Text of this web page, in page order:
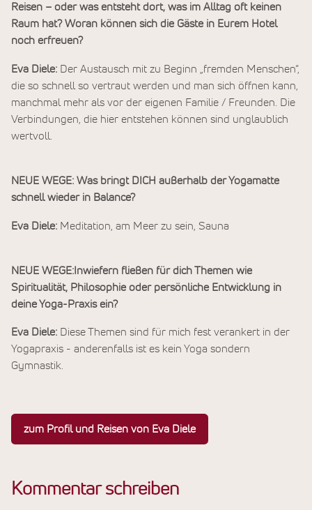
Reisen – oder was entsteht dort, was im Alltag oft keinen
Raum hat? Woran können sich die Gäste in Eurem Hotel
noch erfreuen?
Eva Diele: Der Austausch mit zu Beginn „fremden Menschen“,
die so schnell so vertraut werden und man sich öffnen kann,
manchmal mehr als vor der eigenen Familie / Freunden. Die
Verbindungen, die hier entstehen können sind unglaublich
wertvoll.
NEUE WEGE: Was bringt DICH außerhalb der Yogamatte
schnell wieder in Balance?
Eva Diele: Meditation, am Meer zu sein, Sauna
NEUE WEGE:Inwiefern fließen für dich Themen wie
Spiritualität, Philosophie oder persönliche Entwicklung in
deine Yoga-Praxis ein?
Eva Diele: Diese Themen sind für mich fest verankert in der
Yogapraxis - anderenfalls ist es kein Yoga sondern
Gymnastik.
zum Profil und Reisen von Eva Diele
Kommentar schreiben